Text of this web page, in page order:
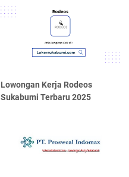
Lowongan Kerja Rodeos
Sukabumi Terbaru 2025